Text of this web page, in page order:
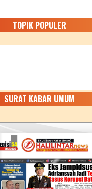
TOPIK POPULER
SURAT KABAR UMUM